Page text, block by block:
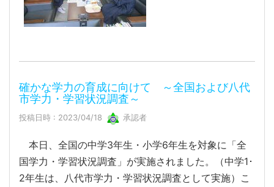
確かな学力の育成に向けて ～全国および八代
市学力・学習状況調査～
投稿日時 : 2023/04/18 承認者
本日、全国の中学3年生・小学6年生を対象に「全
国学力・学習状況調査」が実施されました。（中学1･
2年生は、八代市学力・学習状況調査として実施）こ